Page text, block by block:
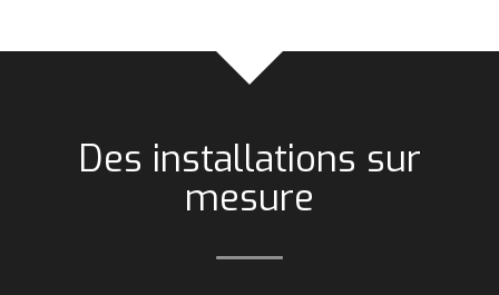
Des installations sur
mesure